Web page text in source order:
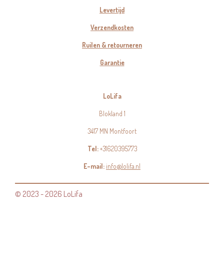
Levertijd
Verzendkosten
Ruilen & retourneren
Garantie
LoLifa
Blokland 1
3417 MN Montfoort
Tel:+31620395773
E-mail:info@lolifa.nl
© 2023 - 2026 LoLifa